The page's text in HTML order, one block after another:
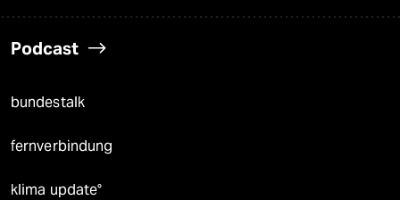
Podcast
bundestalk
fernverbindung
klima update°